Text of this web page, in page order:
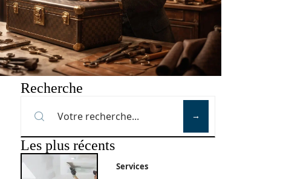
Recherche
Les plus récents
Services